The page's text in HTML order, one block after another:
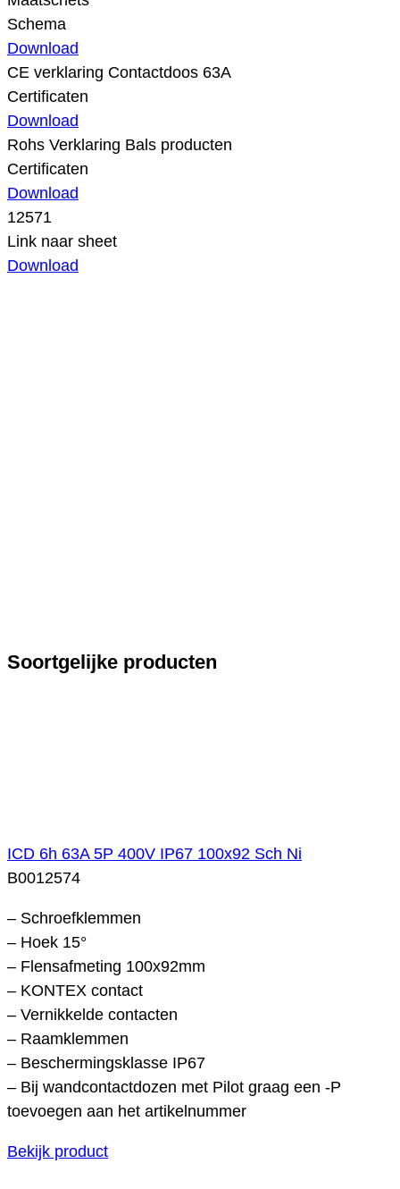
Schema
Download
CE verklaring Contactdoos 63A
Certificaten
Download
Rohs Verklaring Bals producten
Certificaten
Download
12571
Link naar sheet
Download
Soortgelijke producten
ICD 6h 63A 5P 400V IP67 100x92 Sch Ni
B0012574
– Schroefklemmen
– Hoek 15°
– Flensafmeting 100x92mm
– KONTEX contact
– Vernikkelde contacten
– Raamklemmen
– Beschermingsklasse IP67
– Bij wandcontactdozen met Pilot graag een -P
toevoegen aan het artikelnummer
Bekijk product